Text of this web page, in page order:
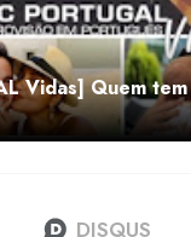
Vidas] Quem